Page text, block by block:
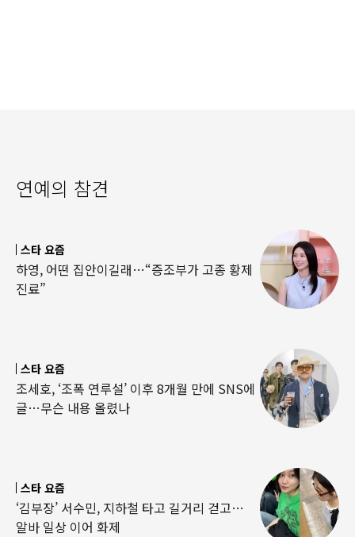
연예의 참견
스타 요즘
하영, 어떤 집안이길래…“증조부가 고종 황제
진료”
스타 요즘
조세호, ‘조폭 연루설’ 이후 8개월 만에 SNS에
글…무슨 내용 올렸나
스타 요즘
‘김부장’ 서수민, 지하철 타고 길거리 걷고…
알바 일상 이어 화제